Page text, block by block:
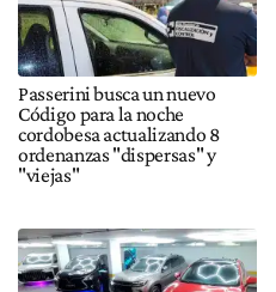
Passerini busca un nuevo
Código para la noche
cordobesa actualizando 8
ordenanzas "dispersas" y
"viejas"